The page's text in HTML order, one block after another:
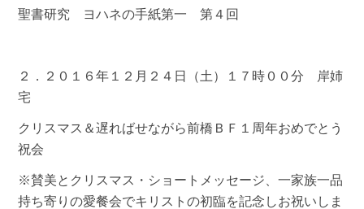
聖書研究 ヨハネの手紙第一 第４回
２．２０１６年１２月２４日（土）１７時００分 岸姉
宅
クリスマス＆遅ればせながら前橋ＢＦ１周年おめでとう
祝会
※賛美とクリスマス・ショートメッセージ、一家族一品
持ち寄りの愛餐会でキリストの初臨を記念しお祝いしま